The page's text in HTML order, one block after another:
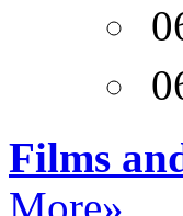
Films
More»